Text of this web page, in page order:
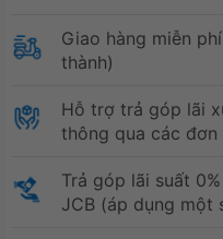
Giao hàng miễn
thành)
Hỗ trợ trả góp lãi
thông qua các đơn
Trả góp lãi suất
JCB (áp dụng một